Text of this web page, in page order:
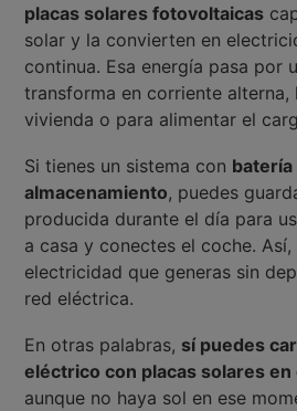
placas solares fotovoltaicas
solar y la convierten en
continua. Esa energía pasa por
transforma en corriente alterna,
vivienda o para alimentar el
Si tienes un sistema con batería
almacenamiento, puedes
producida durante el día para
a casa y conectes el coche.
electricidad que generas sin
red eléctrica.
En otras palabras, sí puedes
eléctrico con placas solares en
aunque no haya sol en ese